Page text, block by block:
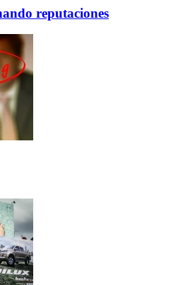
reputaciones